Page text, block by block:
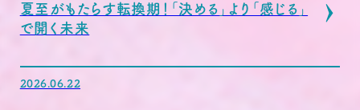
夏至がもたらす転換期！「決める」より「感じる」
で開く未来
2026.06.22